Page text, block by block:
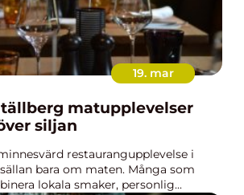
19. mar
siljan
restaurangupplevelse i
bara om maten. Många som
lokala smaker, personlig...